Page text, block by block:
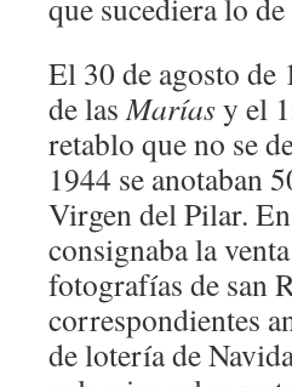
que sucediera lo
El 30 de agosto de
de lasMaríasy el
retablo que no se
1944 se anotaban
Virgen del Pilar.
consignaba la
fotografías de san
correspondientes
de lotería de